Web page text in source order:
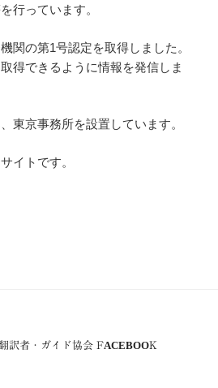
行っています。
関の第1号認定を取得しました。
得できるように情報を発信しま
東京事務所を設置しています。
イトです。
訳者・ガイド協会 FACEBOOK